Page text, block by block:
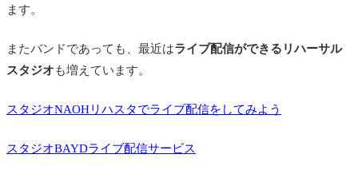
ます。
またバンドであっても、最近はライブ配信ができるリハーサル
スタジオ も増えています。
スタジオNAOHリハスタでライブ配信をしてみよう
スタジオBAYDライブ配信サービス